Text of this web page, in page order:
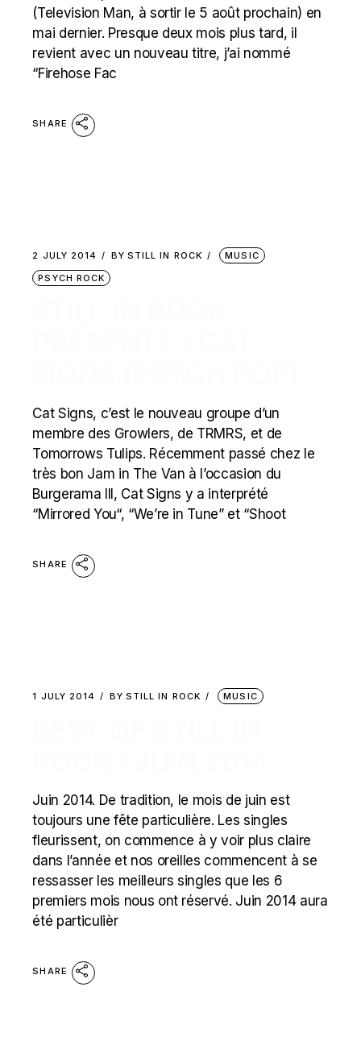
(Television Man, à sortir le 5 août prochain) en
mai dernier. Presque deux mois plus tard, il
revient avec un nouveau titre, j’ai nommé
“Firehose Fac
SHARE
2 JULY 2014 BY STILL IN ROCK
MUSIC
PSYCH ROCK
Cat Signs, c’est le nouveau groupe d’un
membre des Growlers, de TRMRS, et de
Tomorrows Tulips. Récemment passé chez le
très bon Jam in The Van à l’occasion du
Burgerama III, Cat Signs y a interprété
“Mirrored You“, “We’re in Tune” et “Shoot
SHARE
1 JULY 2014 BY STILL IN ROCK MUSIC
Juin 2014. De tradition, le mois de juin est
toujours une fête particulière. Les singles
fleurissent, on commence à y voir plus claire
dans l’année et nos oreilles commencent à se
ressasser les meilleurs singles que les 6
premiers mois nous ont réservé. Juin 2014 aura
été particulièr
SHARE